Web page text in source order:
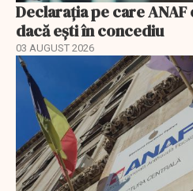
Declarația pe care
dacă ești în concediu
03 AUGUST 2026